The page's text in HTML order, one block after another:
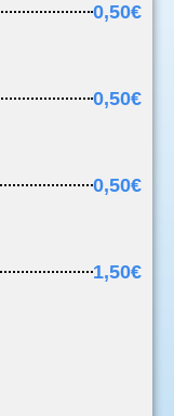
0,50€
0,50€
0,50€
1,50€